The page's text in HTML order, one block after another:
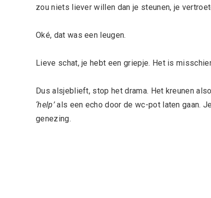
zou niets liever willen dan je steunen, je
Oké, dat was een leugen.
Lieve schat, je hebt een griepje. Het is
Dus alsjeblieft, stop het drama. Het kreunen
‘help’als een echo door de wc-pot laten gaan.
genezing.